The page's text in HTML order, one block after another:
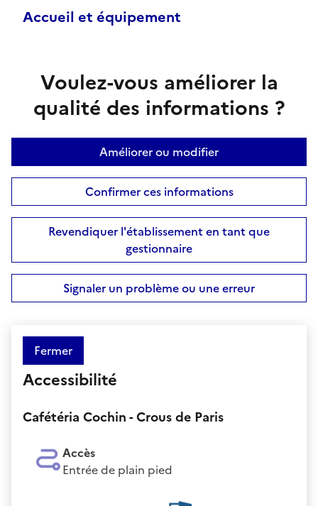
Accueil et équipement
Voulez-vous améliorer la
qualité des informations ?
Améliorer ou modifier
Confirmer ces informations
Revendiquer l'établissement en tant que
gestionnaire
Signaler un problème ou une erreur
Fermer
Accessibilité
Cafétéria Cochin - Crous de Paris
Accès
Entrée de plain pied